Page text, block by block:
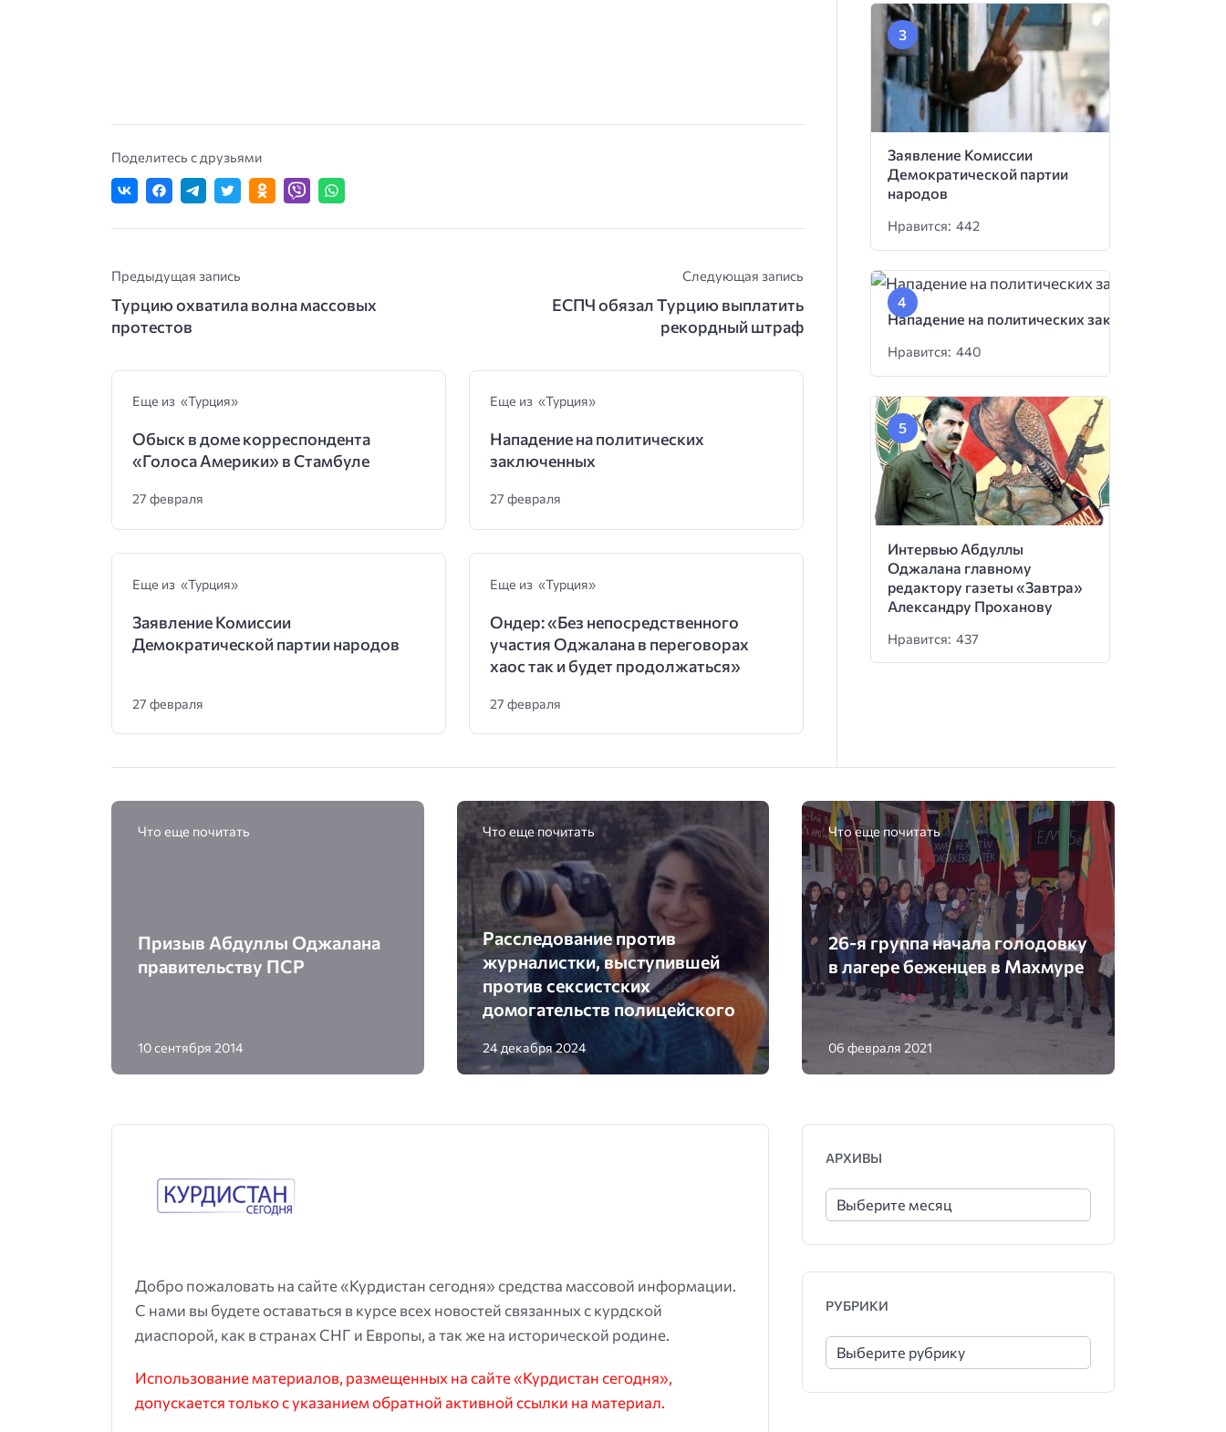
Поделитесь с друзьями
Предыдущая запись
Турцию охватила волна массовых
протестов
Следующая запись
ЕСПЧ обязал Турцию выплатить
рекордный штраф
Еще из «Турция»
Обыск в доме корреспондента
«Голоса Америки» в Стамбуле
27 февраля
Еще из «Турция»
Нападение на политических
заключенных
27 февраля
Еще из «Турция»
Заявление Комиссии
Демократической партии народов
27 февраля
Еще из «Турция»
Ондер: «Без непосредственного
участия Оджалана в переговорах
хаос так и будет продолжаться»
27 февраля
Заявление Комиссии
Демократической партии
народов
Нравится: 442
Нападение на политических заключенных
Нравится: 440
Интервью Абдуллы
Оджалана главному
редактору газеты «Завтра»
Александру Проханову
Нравится: 437
Что еще почитать
Призыв Абдуллы Оджалана
правительству ПСР
10 сентября 2014
Что еще почитать
Расследование против
журналистки, выступившей
против сексистских
домогательств полицейского
24 декабря 2024
Что еще почитать
26-я группа начала голодовку
в лагере беженцев в Махмуре
06 февраля 2021
Добро пожаловать на сайте «Курдистан сегодня» средства массовой информации.
С нами вы будете оставаться в курсе всех новостей связанных с курдской
диаспорой, как в странах СНГ и Европы, а так же на исторической родине.
Использование материалов, размещенных на сайте «Курдистан сегодня»,
допускается только с указанием обратной активной ссылки на материал.
АРХИВЫ
РУБРИКИ